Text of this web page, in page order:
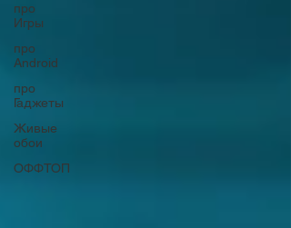
про
Игры
про
Android
про
Гаджеты
Живые
обои
ОФФТОП